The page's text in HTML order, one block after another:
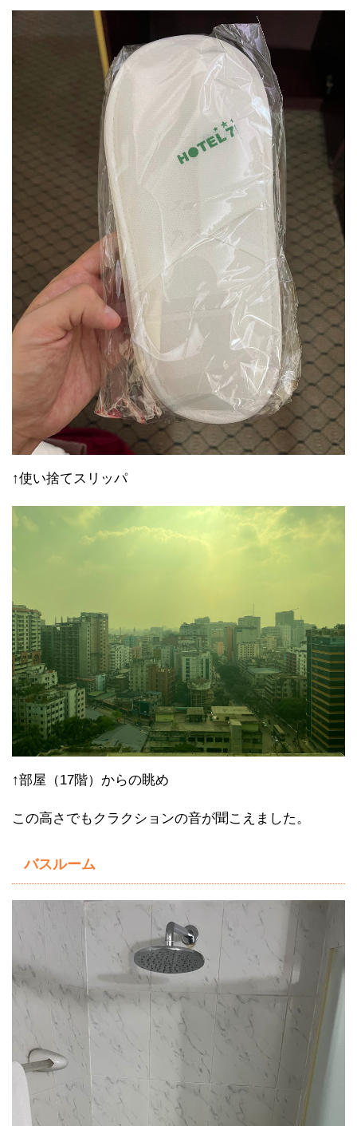
↑使い捨てスリッパ
↑部屋（17階）からの眺め
この高さでもクラクションの音が聞こえました。
バスルーム